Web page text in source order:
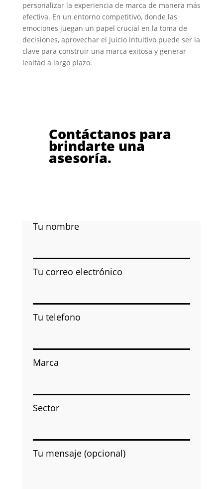
personalizar la experiencia de marca de manera más
efectiva. En un entorno competitivo, donde las
emociones juegan un papel crucial en la toma de
decisiones, aprovechar el juicio intuitivo puede ser la
clave para construir una marca exitosa y generar
lealtad a largo plazo.
Contáctanos para
brindarte una
asesoría.
Tu nombre
Tu correo electrónico
Tu telefono
Marca
Sector
Tu mensaje (opcional)